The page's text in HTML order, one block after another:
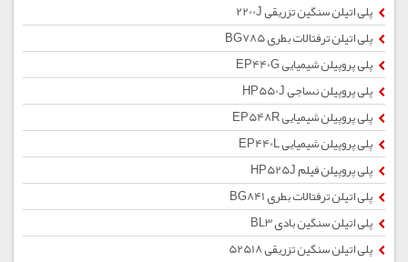
پلی اتیلن سنگین تزریقی 2200J
پلی اتیلن ترفتالات بطری BG785
پلی پروپیلن شیمیایی EP440G
پلی پروپیلن نساجی HP550J
پلی پروپیلن شیمیایی EP548R
پلی پروپیلن شیمیایی EP440L
پلی پروپیلن فیلم HP525J
پلی اتیلن ترفتالات بطری BG841
پلی اتیلن سنگین بادی BL3
پلی اتیلن سنگین تزریقی 52518